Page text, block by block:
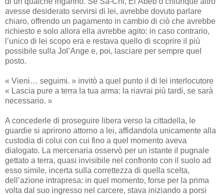
avesse desiderato servirsi di lei, avrebbe dovuto parlare
chiaro, offrendo un pagamento in cambio di ciò che avrebbe
richiesto e solo allora ella avrebbe agito: in caso contrario,
l’unico di lei scopo era e restava quello di scoprire il più
possibile sulla Jol’Ange e, poi, lasciare per sempre quel
posto.
« Vieni… seguimi. » invitò a quel punto il di lei interlocutore
« Lascia pure a terra la tua arma: la riavrai più tardi, se sarà
necessario. »
A concederle di proseguire libera verso la cittadella, le
guardie si aprirono attorno a lei, affidandola unicamente alla
custodia di colui con cui fino a quel momento aveva
dialogato. La mercenaria osservò per un istante il pugnale
gettato a terra, quasi invisibile nel confronto con il suolo ad
esso simile, incerta sulla correttezza di quella scelta,
dell’azione intrapresa: in quel momento, forse per la prima
volta dal suo ingresso nel carcere, stava iniziando a porsi